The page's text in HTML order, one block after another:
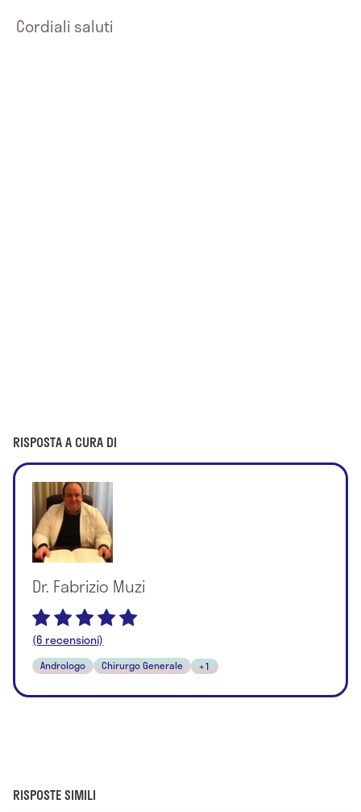
Cordiali saluti
RISPOSTA A CURA DI
Dr. Fabrizio Muzi
(6 recensioni)
Andrologo Chirurgo Generale +1
RISPOSTE SIMILI